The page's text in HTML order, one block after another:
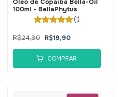
Óleo de Copaíba Bella-Oil
100ml - BellaPhytus
(1)
R$24,90 R$19,90
COMPRAR